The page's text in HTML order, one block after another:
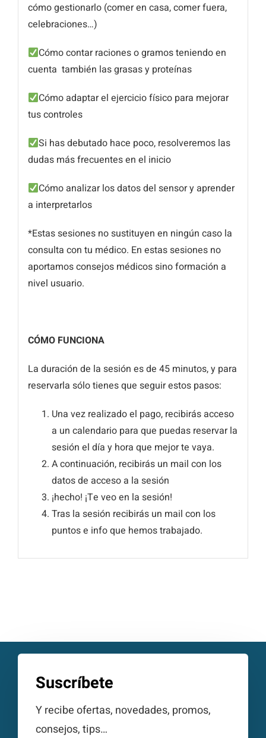
cómo gestionarlo (comer en casa, comer fuera,
celebraciones…)
Cómo contar raciones o gramos teniendo en
cuenta también las grasas y proteínas
Cómo adaptar el ejercicio físico para mejorar
tus controles
Si has debutado hace poco, resolveremos las
dudas más frecuentes en el inicio
Cómo analizar los datos del sensor y aprender
a interpretarlos
*Estas sesiones no sustituyen en ningún caso la
consulta con tu médico. En estas sesiones no
aportamos consejos médicos sino formación a
nivel usuario.
CÓMO FUNCIONA
La duración de la sesión es de 45 minutos, y para
reservarla sólo tienes que seguir estos pasos:
Una vez realizado el pago, recibirás acceso
a un calendario para que puedas reservar la
sesión el día y hora que mejor te vaya.
A continuación, recibirás un mail con los
datos de acceso a la sesión
¡hecho! ¡Te veo en la sesión!
Tras la sesión recibirás un mail con los
puntos e info que hemos trabajado.
Suscríbete
Y recibe ofertas, novedades, promos,
consejos, tips…